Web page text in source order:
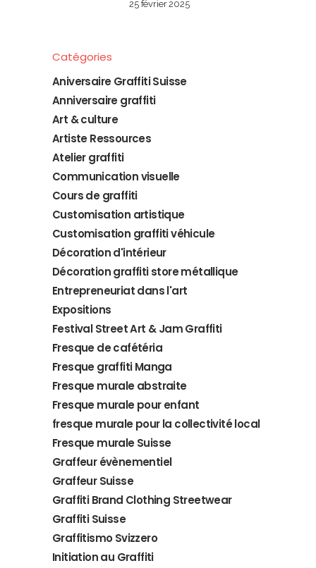
25 février 2025
Catégories
Aniversaire Graffiti Suisse
Anniversaire graffiti
Art & culture
Artiste Ressources
Atelier graffiti
Communication visuelle
Cours de graffiti
Customisation artistique
Customisation graffiti véhicule
Décoration d'intérieur
Décoration graffiti store métallique
Entrepreneuriat dans l'art
Expositions
Festival Street Art & Jam Graffiti
Fresque de cafétéria
Fresque graffiti Manga
Fresque murale abstraite
Fresque murale pour enfant
fresque murale pour la collectivité local
Fresque murale Suisse
Graffeur évènementiel
Graffeur Suisse
Graffiti Brand Clothing Streetwear
Graffiti Suisse
Graffitismo Svizzero
Initiation au Graffiti